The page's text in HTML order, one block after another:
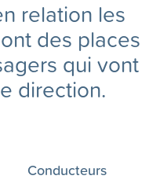
relation les
des places
qui vont
direction.
Conducteurs